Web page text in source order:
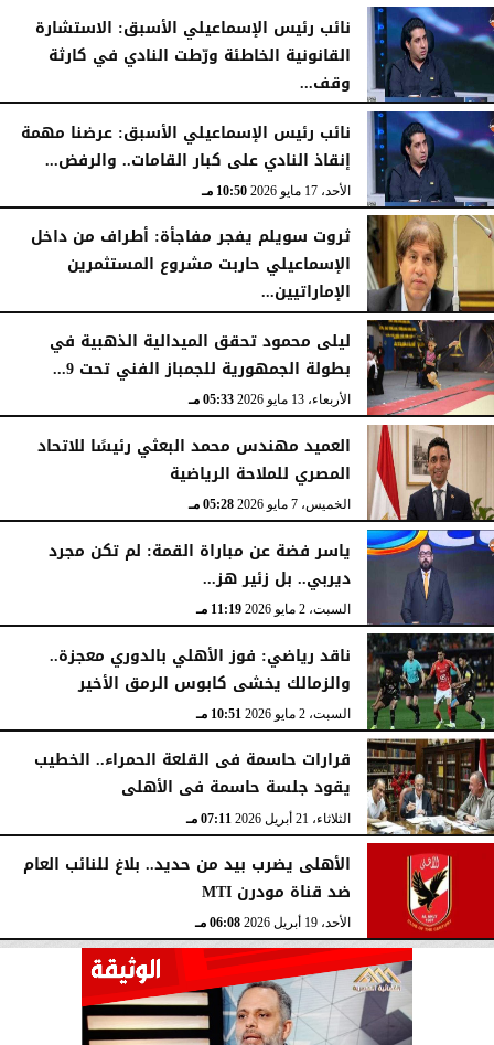
الأحد، 17 مايو 2026 10:54 مـ
نائب رئيس الإسماعيلي الأسبق: الاستشارة
القانونية الخاطئة ورّطت النادي في كارثة
وقف...
الأحد، 17 مايو 2026 10:52 مـ
نائب رئيس الإسماعيلي الأسبق: عرضنا مهمة
إنقاذ النادي على كبار القامات.. والرفض...
الأحد، 17 مايو 2026 10:50 مـ
ثروت سويلم يفجر مفاجأة: أطراف من داخل
الإسماعيلي حاربت مشروع المستثمرين
الإماراتيين...
الأحد، 17 مايو 2026 10:47 مـ
ليلى محمود تحقق الميدالية الذهبية في
بطولة الجمهورية للجمباز الفني تحت 9...
الأربعاء، 13 مايو 2026 05:33 مـ
العميد مهندس محمد البعثي رئيسًا للاتحاد
المصري للملاحة الرياضية
الخميس، 7 مايو 2026 05:28 مـ
ياسر فضة عن مباراة القمة: لم تكن مجرد
ديربي.. بل زئير هز...
السبت، 2 مايو 2026 11:19 مـ
ناقد رياضي: فوز الأهلي بالدوري معجزة..
والزمالك يخشى كابوس الرمق الأخير
السبت، 2 مايو 2026 10:51 مـ
قرارات حاسمة فى القلعة الحمراء.. الخطيب
يقود جلسة حاسمة فى الأهلى
الثلاثاء، 21 أبريل 2026 07:11 مـ
الأهلى يضرب بيد من حديد.. بلاغ للنائب العام
ضد قناة مودرن MTI
الأحد، 19 أبريل 2026 06:08 مـ